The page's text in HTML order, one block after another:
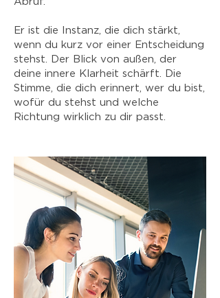
Er ist die Instanz, die dich stärkt,
wenn du kurz vor einer Entscheidung
stehst. Der Blick von außen, der
deine innere Klarheit schärft. Die
Stimme, die dich erinnert, wer du bist,
wofür du stehst und welche
Richtung wirklich zu dir passt.